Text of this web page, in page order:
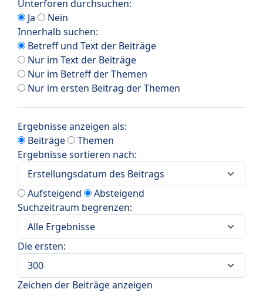
Unterforen durchsuchen:
Ja
Nein
Innerhalb suchen:
Betreff und Text der Beiträge
Nur im Text der Beiträge
Nur im Betreff der Themen
Nur im ersten Beitrag der Themen
Ergebnisse anzeigen als:
Beiträge
Themen
Ergebnisse sortieren nach:
Aufsteigend
Absteigend
Suchzeitraum begrenzen:
Die ersten:
Zeichen der Beiträge anzeigen